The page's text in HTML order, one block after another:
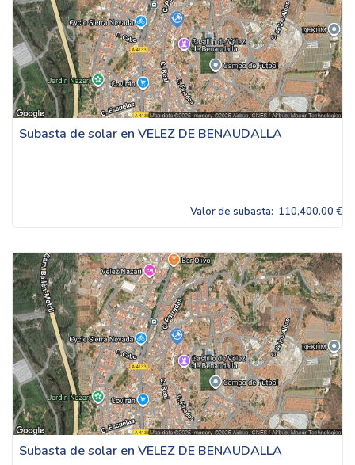
Subasta de solar en VELEZ DE BENAUDALLA
Valor de subasta: 110,400.00 €
Subasta de solar en VELEZ DE BENAUDALLA